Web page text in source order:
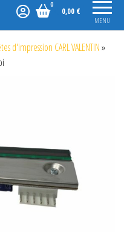
MENU
0
0,00 €
d'impression CARL VALENTIN»